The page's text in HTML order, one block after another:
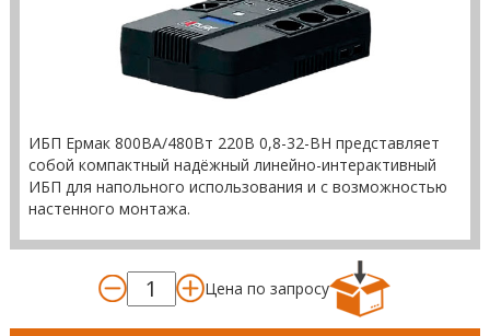
ИБП Ермак 800ВА/480Вт 220В 0,8-32-ВН представляет
собой компактный надёжный линейно-интерактивный
ИБП для напольного использования и с возможностью
настенного монтажа.
Цена по запросу